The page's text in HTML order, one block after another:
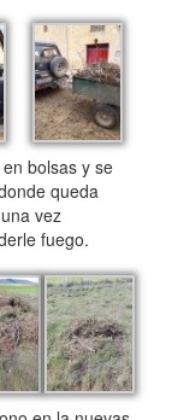
bolsas y se
queda
vez
fuego.